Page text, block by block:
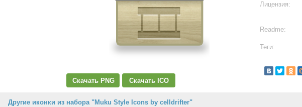
Скачать PNG Скачать ICO
Лицензия:
Readme:
Теги:
Другие иконки из набора "Muku Style Icons by celldrifter"